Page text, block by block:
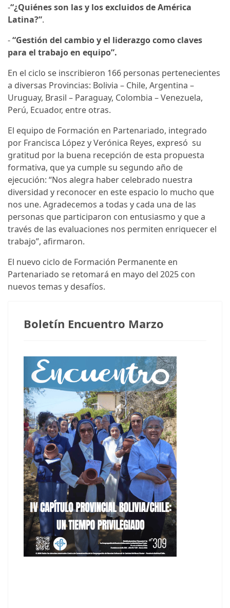
-“¿Quiénes son las y los excluidos de América
Latina?”.
-“Gestión del cambio y el liderazgo como claves
para el trabajo en equipo”.
En el ciclo se inscribieron 166 personas pertenecientes
a diversas Provincias: Bolivia – Chile, Argentina –
Uruguay, Brasil – Paraguay, Colombia – Venezuela,
Perú, Ecuador, entre otras.
El equipo de Formación en Partenariado, integrado
por Francisca López y Verónica Reyes, expresó su
gratitud por la buena recepción de esta propuesta
formativa, que ya cumple su segundo año de
ejecución: “Nos alegra haber celebrado nuestra
diversidad y reconocer en este espacio lo mucho que
nos une. Agradecemos a todas y cada una de las
personas que participaron con entusiasmo y que a
través de las evaluaciones nos permiten enriquecer el
trabajo”, afirmaron.
El nuevo ciclo de Formación Permanente en
Partenariado se retomará en mayo del 2025 con
nuevos temas y desafíos.
Boletín Encuentro Marzo